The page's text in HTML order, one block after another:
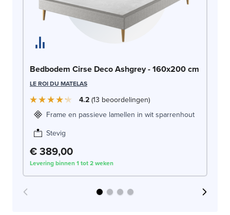
Bedbodem Cirse Deco Ashgrey - 160x200 cm
LE ROI DU MATELAS
4.2 13 beoordelingen
Frame en passieve lamellen in wit sparrenhout
Stevig
€ 389,00
Levering binnen 1 tot 2 weken